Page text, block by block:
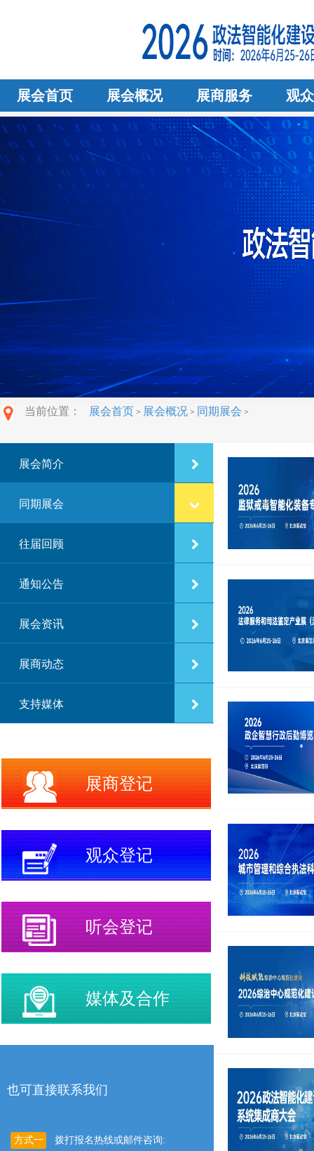
展会首页 展会概况 展商服务 观
当前位置： 展会首页 > 展会概况 > 同期展会 >
展会简介
同期展会
往届回顾
通知公告
展会资讯
展商动态
支持媒体
展商登记
观众登记
听会登记
媒体及合作
也可直接联系我们
方式一 拨打报名热线或邮件咨询: